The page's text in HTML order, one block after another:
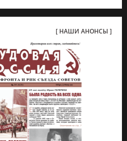
НАШИ АНОНСЫ